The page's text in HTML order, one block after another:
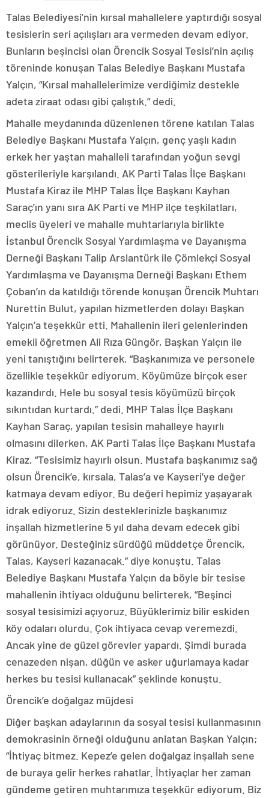
Talas Belediyesi’nin kırsal mahallelere yaptırdığı sosyal
tesislerin seri açılışları ara vermeden devam ediyor.
Bunların beşincisi olan Örencik Sosyal Tesisi’nin açılış
töreninde konuşan Talas Belediye Başkanı Mustafa
Yalçın, “Kırsal mahallelerimize verdiğimiz destekle
adeta ziraat odası gibi çalıştık.” dedi.
Mahalle meydanında düzenlenen törene katılan Talas
Belediye Başkanı Mustafa Yalçın, genç yaşlı kadın
erkek her yaştan mahalleli tarafından yoğun sevgi
gösterileriyle karşılandı. AK Parti Talas İlçe Başkanı
Mustafa Kiraz ile MHP Talas İlçe Başkanı Kayhan
Saraç’ın yanı sıra AK Parti ve MHP ilçe teşkilatları,
meclis üyeleri ve mahalle muhtarlarıyla birlikte
İstanbul Örencik Sosyal Yardımlaşma ve Dayanışma
Derneği Başkanı Talip Arslantürk ile Çömlekçi Sosyal
Yardımlaşma ve Dayanışma Derneği Başkanı Ethem
Çoban’ın da katıldığı törende konuşan Örencik Muhtarı
Nurettin Bulut, yapılan hizmetlerden dolayı Başkan
Yalçın’a teşekkür etti. Mahallenin ileri gelenlerinden
emekli öğretmen Ali Rıza Güngör, Başkan Yalçın ile
yeni tanıştığını belirterek, “Başkanımıza ve personele
özellikle teşekkür ediyorum. Köyümüze birçok eser
kazandırdı. Hele bu sosyal tesis köyümüzü birçok
sıkıntıdan kurtardı.” dedi. MHP Talas İlçe Başkanı
Kayhan Saraç, yapılan tesisin mahalleye hayırlı
olmasını dilerken, AK Parti Talas İlçe Başkanı Mustafa
Kiraz, “Tesisimiz hayırlı olsun. Mustafa başkanımız sağ
olsun Örencik’e, kırsala, Talas’a ve Kayseri’ye değer
katmaya devam ediyor. Bu değeri hepimiz yaşayarak
idrak ediyoruz. Sizin desteklerinizle başkanımız
inşallah hizmetlerine 5 yıl daha devam edecek gibi
görünüyor. Desteğiniz sürdüğü müddetçe Örencik,
Talas, Kayseri kazanacak.” diye konuştu. Talas
Belediye Başkanı Mustafa Yalçın da böyle bir tesise
mahallenin ihtiyacı olduğunu belirterek, “Beşinci
sosyal tesisimizi açıyoruz. Büyüklerimiz bilir eskiden
köy odaları olurdu. Çok ihtiyaca cevap veremezdi.
Ancak yine de güzel görevler yapardı. Şimdi burada
cenazeden nişan, düğün ve asker uğurlamaya kadar
herkes bu tesisi kullanacak” şeklinde konuştu.
Örencik’e doğalgaz müjdesi
Diğer başkan adaylarının da sosyal tesisi kullanmasının
demokrasinin örneği olduğunu anlatan Başkan Yalçın;
“İhtiyaç bitmez. Kepez’e gelen doğalgaz inşallah sene
de buraya gelir herkes rahatlar. İhtiyaçlar her zaman
gündeme getiren muhtarımıza teşekkür ediyorum. Biz